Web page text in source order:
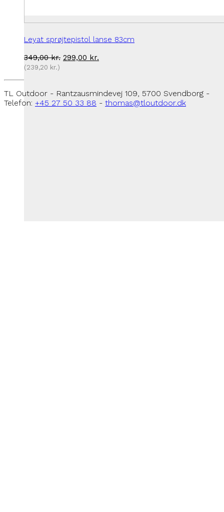
Leyat sprøjtepistol lanse 83cm
349,00kr. Den
349,00 kr..
299,00 kr.
299,00 kr..
(239,20 kr.)
TL Outdoor - Rantzausmindevej 109, 5700 Svendborg -
Telefon: +45 27 50 33 88 - thomas@tloutdoor.dk